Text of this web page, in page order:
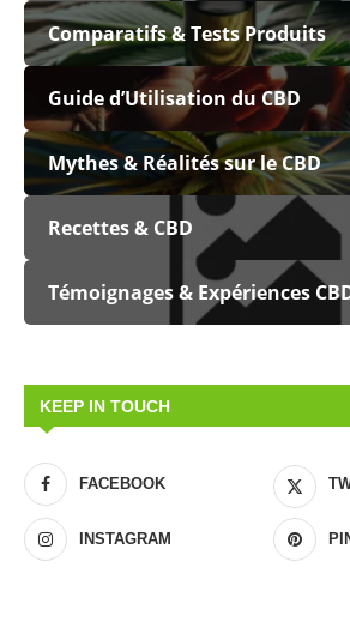
Comparatifs & Tests Produits
Guide d’Utilisation du CBD
Mythes & Réalités sur le CBD
Recettes & CBD
Témoignages & Expériences
KEEP IN TOUCH
FACEBOOK
INSTAGRAM